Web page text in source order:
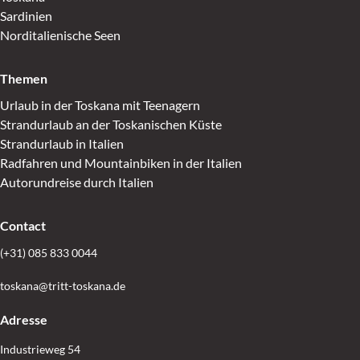
Sardinien
Norditalienische Seen
Themen
Urlaub in der Toskana mit Teenagern
Strandurlaub an der Toskanischen Küste
Strandurlaub in Italien
Radfahren und Mountainbiken in der Italien
Autorundreise durch Italien
Contact
(+31) 085 833 0044
toskana@tritt-toskana.de
Adresse
Industrieweg 54